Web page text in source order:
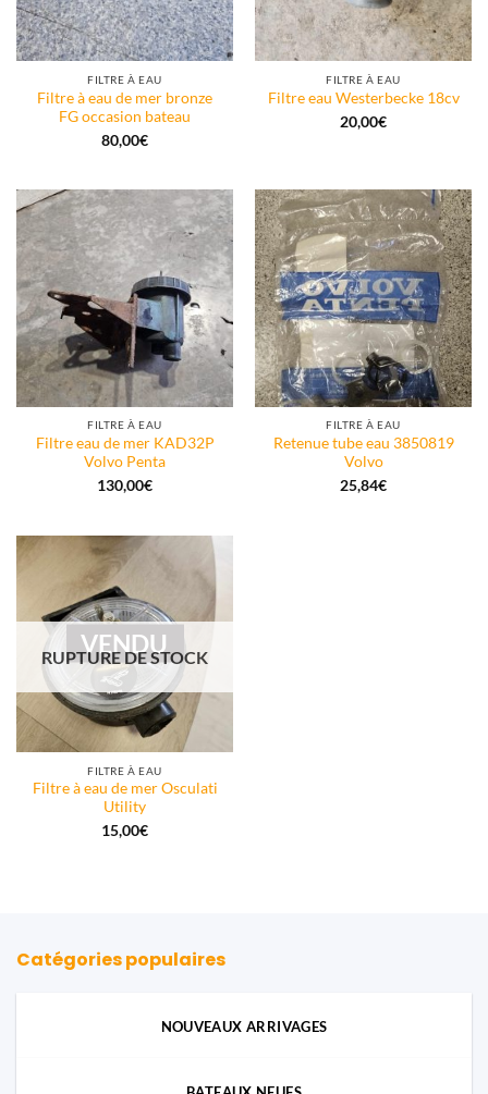
FILTRE À EAU
Filtre à eau de mer bronze
FG occasion bateau
80,00€
FILTRE À EAU
Filtre eau Westerbecke 18cv
20,00€
FILTRE À EAU
Filtre eau de mer KAD32P
Volvo Penta
130,00€
FILTRE À EAU
Retenue tube eau 3850819
Volvo
25,84€
VENDU
RUPTURE DE STOCK
FILTRE À EAU
Filtre à eau de mer Osculati
Utility
15,00€
Catégories populaires
NOUVEAUX ARRIVAGES